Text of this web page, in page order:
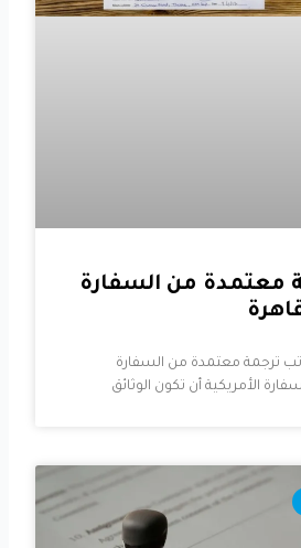
معتمدة من السفارة
ترجمة معتمدة من السفارة
الأمريكية أن تكون الوثائق